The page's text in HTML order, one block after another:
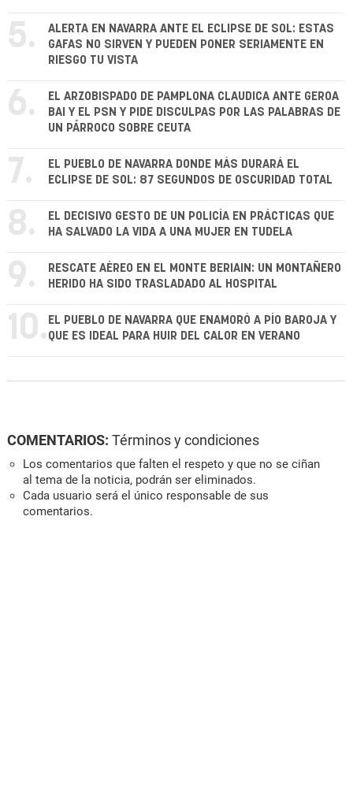
5.
ALERTA EN NAVARRA ANTE EL ECLIPSE DE SOL: ESTAS
GAFAS NO SIRVEN Y PUEDEN PONER SERIAMENTE EN
RIESGO TU VISTA
6.
EL ARZOBISPADO DE PAMPLONA CLAUDICA ANTE GEROA
BAI Y EL PSN Y PIDE DISCULPAS POR LAS PALABRAS DE
UN PÁRROCO SOBRE CEUTA
7.
EL PUEBLO DE NAVARRA DONDE MÁS DURARÁ EL
ECLIPSE DE SOL: 87 SEGUNDOS DE OSCURIDAD TOTAL
8.
EL DECISIVO GESTO DE UN POLICÍA EN PRÁCTICAS QUE
HA SALVADO LA VIDA A UNA MUJER EN TUDELA
9.
RESCATE AÉREO EN EL MONTE BERIAIN: UN MONTAÑERO
HERIDO HA SIDO TRASLADADO AL HOSPITAL
10. EL PUEBLO DE NAVARRA QUE ENAMORÓ A PÍO BAROJA Y
QUE ES IDEAL PARA HUIR DEL CALOR EN VERANO
COMENTARIOS: Términos y condiciones
Los comentarios que falten el respeto y que no se ciñan
al tema de la noticia, podrán ser eliminados.
Cada usuario será el único responsable de sus
comentarios.